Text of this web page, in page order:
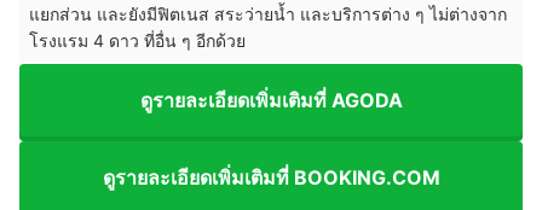
แยกส่วน และยังมีฟิตเนส สระว่ายน้ำ และบริการต่าง ๆ ไม่ต่างจาก
โรงแรม 4 ดาว ที่อื่น ๆ อีกด้วย
ดูรายละเอียดเพิ่มเติมที่ AGODA
ดูรายละเอียดเพิ่มเติมที่ BOOKING.COM